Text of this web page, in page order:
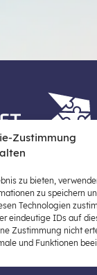
Zustimmung
zu bieten,
zu speichern
Technologien
eindeutige IDs auf
Zustimmung nicht
und Funktionen
und
und
der schulischen
I).